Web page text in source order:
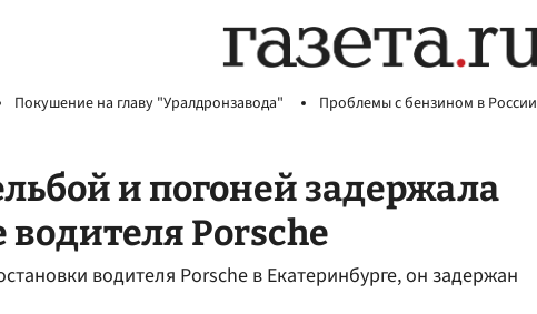
Покушение на главу "Уралдронзавода" Проблемы с бензином в России
и погоней задержала
водителя Porsche
водителя Porsche в Екатеринбурге, он задержан